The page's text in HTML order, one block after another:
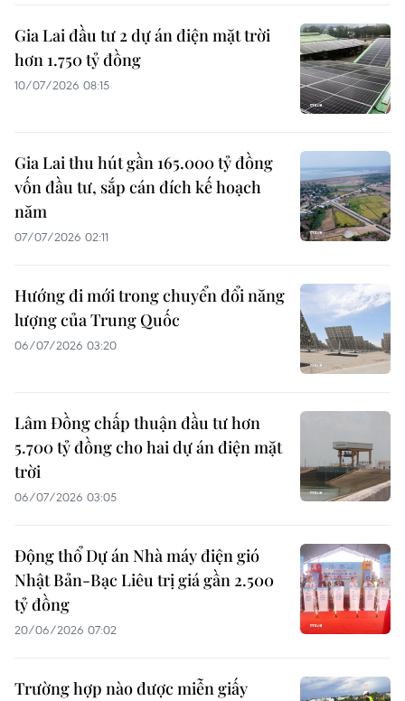
Gia Lai đầu tư 2 dự án điện mặt trời
hơn 1.750 tỷ đồng
10/07/2026 08:15
Gia Lai thu hút gần 165.000 tỷ đồng
vốn đầu tư, sắp cán đích kế hoạch
năm
07/07/2026 02:11
Hướng đi mới trong chuyển đổi năng
lượng của Trung Quốc
06/07/2026 03:20
Lâm Đồng chấp thuận đầu tư hơn
5.700 tỷ đồng cho hai dự án điện mặt
trời
06/07/2026 03:05
Động thổ Dự án Nhà máy điện gió
Nhật Bản-Bạc Liêu trị giá gần 2.500
tỷ đồng
20/06/2026 07:02
Trường hợp nào được miễn giấy